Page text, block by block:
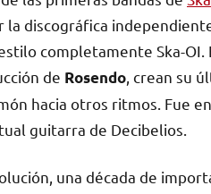
la discográfica
completamente Ska-
de Rosendo , crean su
hacia otros ritmos. Fue
guitarra de Decibelios.
una década de